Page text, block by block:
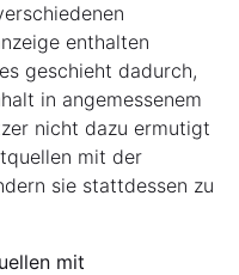
enthalten
geschieht dadurch,
in angemessenem
nicht dazu ermutigt
mit der
sie stattdessen zu
mit